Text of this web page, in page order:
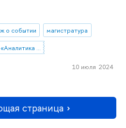
о событии
магистратура
10 июля 2024
страница